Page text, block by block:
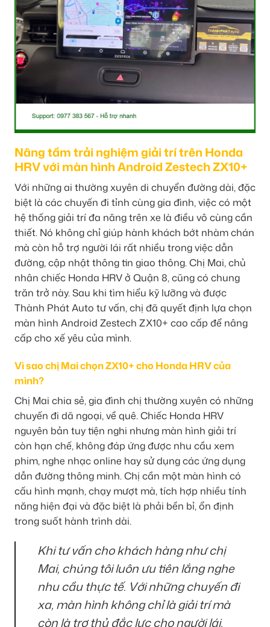
Nâng tầm trải nghiệm giải trí trên Honda
HRV với màn hình Android Zestech ZX10+
Với những ai thường xuyên di chuyển đường dài, đặc
biệt là các chuyến đi tỉnh cùng gia đình, việc có một
hệ thống giải trí đa năng trên xe là điều vô cùng cần
thiết. Nó không chỉ giúp hành khách bớt nhàm chán
mà còn hỗ trợ người lái rất nhiều trong việc dẫn
đường, cập nhật thông tin giao thông. Chị Mai, chủ
nhân chiếc Honda HRV ở Quận 8, cũng có chung
trăn trở này. Sau khi tìm hiểu kỹ lưỡng và được
Thành Phát Auto tư vấn, chị đã quyết định lựa chọn
màn hình Android Zestech ZX10+ cao cấp để nâng
cấp cho xế yêu của mình.
Vì sao chị Mai chọn ZX10+ cho Honda HRV của
mình?
Chị Mai chia sẻ, gia đình chị thường xuyên có những
chuyến đi dã ngoại, về quê. Chiếc Honda HRV
nguyên bản tuy tiện nghi nhưng màn hình giải trí
còn hạn chế, không đáp ứng được nhu cầu xem
phim, nghe nhạc online hay sử dụng các ứng dụng
dẫn đường thông minh. Chị cần một màn hình có
cấu hình mạnh, chạy mượt mà, tích hợp nhiều tính
năng hiện đại và đặc biệt là phải bền bỉ, ổn định
trong suốt hành trình dài.
Khi tư vấn cho khách hàng như chị
Mai, chúng tôi luôn ưu tiên lắng nghe
nhu cầu thực tế. Với những chuyến đi
xa, màn hình không chỉ là giải trí mà
còn là trợ thủ đắc lực cho người lái.